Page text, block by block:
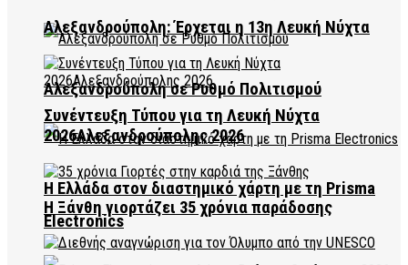
Αλεξανδρούπολη σε Ρυθμό Πολιτισμού
Η Ελλάδα στον διαστημικό χάρτη με τη Prisma
Electronics
Αλεξανδρούπολη: Έρχεται η 13η Λευκή Νύχτα
Συνέντευξη Τύπου για τη Λευκή Νύχτα
2026Αλεξανδρούπολης 2026
Η Ξάνθη γιορτάζει 35 χρόνια παράδοσης